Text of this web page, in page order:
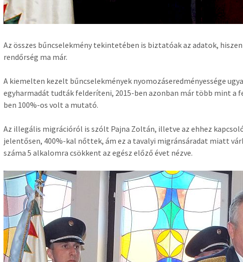
Az összes bűncselekmény tekintetében is biztatóak az adatok,
rendőrség ma már.
A kiemelten kezelt bűncselekmények nyomozáseredményessége
egyharmadát tudták felderíteni, 2015-ben azonban már több mint a
ben 100%-os volt a mutató.
Az illegális migrációról is szólt Pajna Zoltán, illetve az ehhez
jelentősen, 400%-kal nőttek, ám ez a tavalyi migránsáradat miatt
száma 5 alkalomra csökkent az egész előző évet nézve.